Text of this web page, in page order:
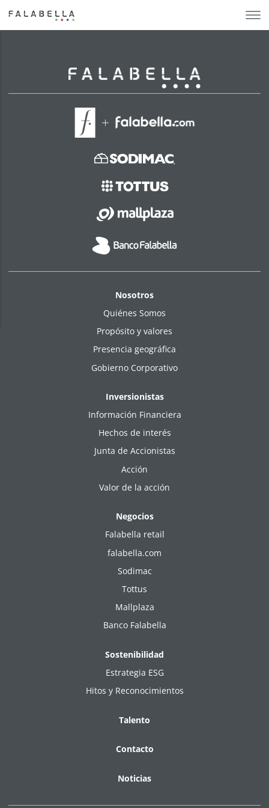
Nosotros
Quiénes Somos
Propósito y valores
Presencia geográfica
Gobierno Corporativo
Inversionistas
Información Financiera
Hechos de interés
Junta de Accionistas
Acción
Valor de la acción
Negocios
Falabella retail
falabella.com
Sodimac
Tottus
Mallplaza
Banco Falabella
Sostenibilidad
Estrategia ESG
Hitos y Reconocimientos
Talento
Contacto
Noticias